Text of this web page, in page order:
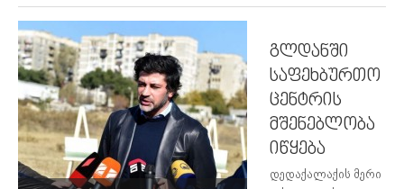
გლდანში
საფეხბურთო
ცენტრის
მშენებლობა
იწყება
დედაქალაქის მერი